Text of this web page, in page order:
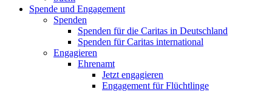
Spende und Engagement
Spenden
Spenden für die Caritas in Deutschland
Spenden für Caritas international
Engagieren
Ehrenamt
Jetzt engagieren
Engagement für Flüchtlinge